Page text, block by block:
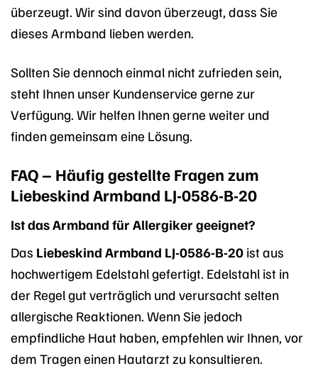
überzeugt. Wir sind davon überzeugt, dass Sie
dieses Armband lieben werden.
Sollten Sie dennoch einmal nicht zufrieden sein,
steht Ihnen unser Kundenservice gerne zur
Verfügung. Wir helfen Ihnen gerne weiter und
finden gemeinsam eine Lösung.
FAQ – Häufig gestellte Fragen zum
Liebeskind Armband LJ-0586-B-20
Ist das Armband für Allergiker geeignet?
Das Liebeskind Armband LJ-0586-B-20 ist aus
hochwertigem Edelstahl gefertigt. Edelstahl ist in
der Regel gut verträglich und verursacht selten
allergische Reaktionen. Wenn Sie jedoch
empfindliche Haut haben, empfehlen wir Ihnen, vor
dem Tragen einen Hautarzt zu konsultieren.